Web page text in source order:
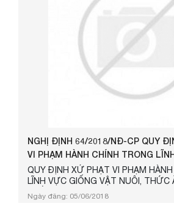
NGHỊ ĐỊNH 64/2018/NĐ-CP QUY
VI PHẠM HÀNH CHÍNH TRONG
QUY ĐỊNH XỬ PHẠT VI PHẠM
LĨNH VỰC GIỐNG VẬT NUÔI, THỨC
THỦY SẢN Căn cứ Luật tổ chức
tháng 6 năm 2015; Căn cứ Luật xử lý
Ngày đăng: 05/06/2018